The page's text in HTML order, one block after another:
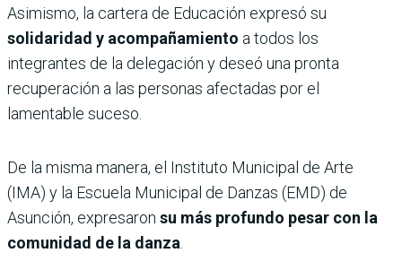
Asimismo, la cartera de Educación expresó su
solidaridad y acompañamiento a todos los
integrantes de la delegación y deseó una pronta
recuperación a las personas afectadas por el
lamentable suceso.
De la misma manera, el Instituto Municipal de Arte
(IMA) y la Escuela Municipal de Danzas (EMD) de
Asunción, expresaron su más profundo pesar con la
comunidad de la danza